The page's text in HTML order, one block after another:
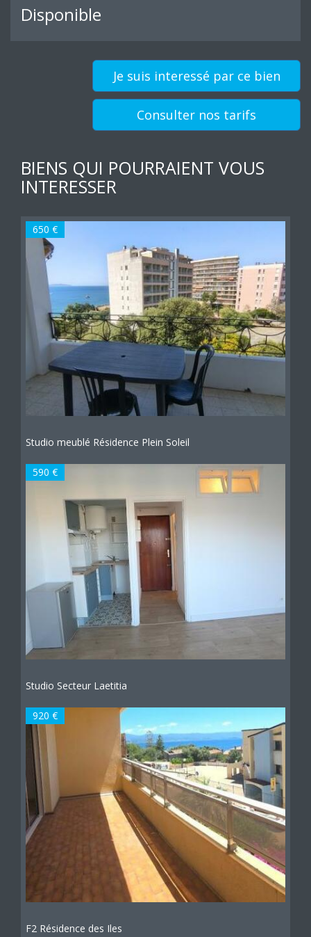
Disponible
Je suis interessé par ce bien
Consulter nos tarifs
BIENS QUI POURRAIENT VOUS
INTERESSER
650 €
Studio meublé Résidence Plein Soleil
590 €
Studio Secteur Laetitia
920 €
F2 Résidence des Iles